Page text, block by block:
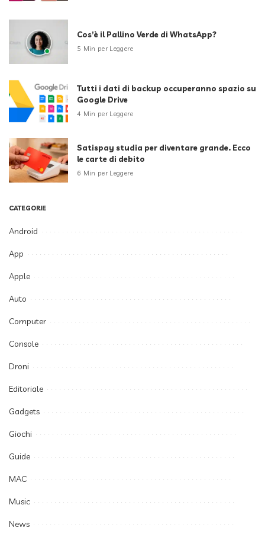
Cos’è il Pallino Verde di WhatsApp?
5 Min per Leggere
Tutti i dati di backup occuperanno spazio su
Google Drive
4 Min per Leggere
Satispay studia per diventare grande. Ecco
le carte di debito
6 Min per Leggere
CATEGORIE
Android
App
Apple
Auto
Computer
Console
Droni
Editoriale
Gadgets
Giochi
Guide
MAC
Music
News